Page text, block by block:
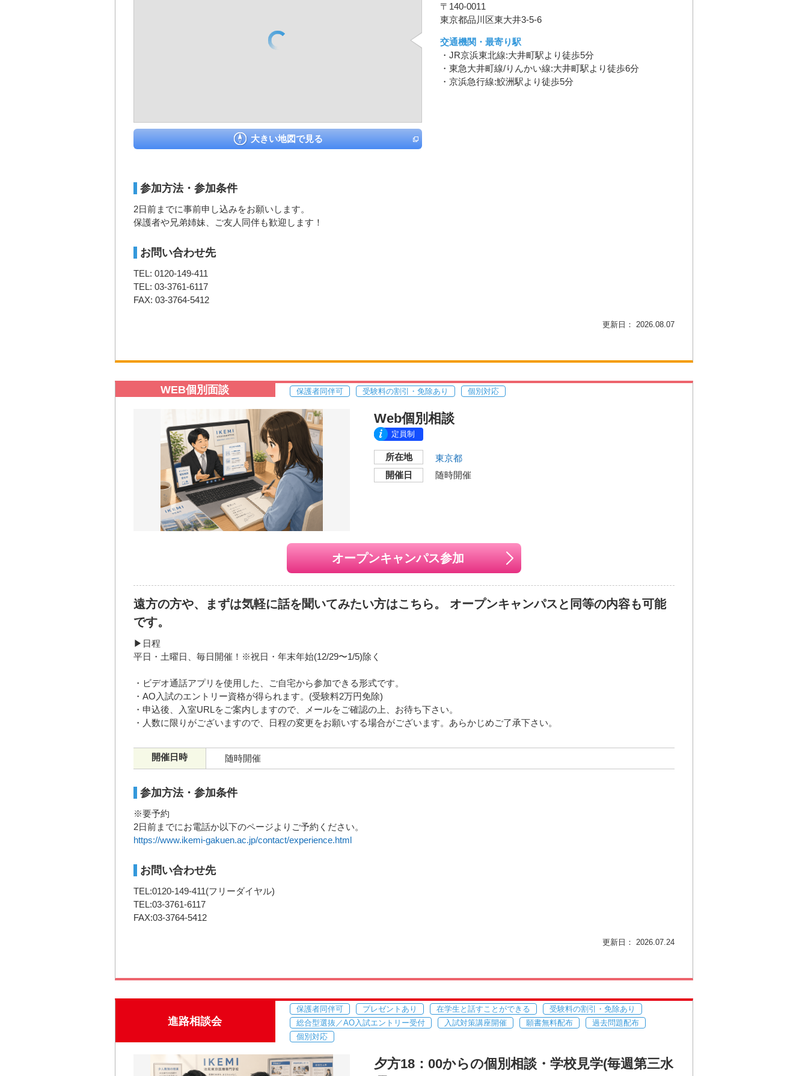
大きい地図で見る
〒140-0011
東京都品川区東大井3-5-6
交通機関・最寄り駅
・JR京浜東北線:大井町駅より徒歩5分
・東急大井町線/りんかい線:大井町駅より徒歩6分
・京浜急行線:鮫洲駅より徒歩5分
参加方法・参加条件
2日前までに事前申し込みをお願いします。
保護者や兄弟姉妹、ご友人同伴も歓迎します！
お問い合わせ先
TEL: 0120-149-411
TEL: 03-3761-6117
FAX: 03-3764-5412
更新日： 2026.08.07
WEB個別面談 保護者同伴可 受験料の割引・免除あり 個別対応
Web個別相談
定員制
所在地
東京都
開催日
随時開催
オープンキャンパス参加
遠方の方や、まずは気軽に話を聞いてみたい方はこちら。 オープンキャンパスと同等の内容も可能
です。
▶日程
平日・土曜日、毎日開催！※祝日・年末年始(12/29〜1/5)除く
・ビデオ通話アプリを使用した、ご自宅から参加できる形式です。
・AO入試のエントリー資格が得られます。(受験料2万円免除)
・申込後、入室URLをご案内しますので、メールをご確認の上、お待ち下さい。
・人数に限りがございますので、日程の変更をお願いする場合がございます。あらかじめご了承下さい。
開催日時 随時開催
参加方法・参加条件
※要予約
2日前までにお電話か以下のページよりご予約ください。
https://www.ikemi-gakuen.ac.jp/contact/experience.html
お問い合わせ先
TEL:0120-149-411(フリーダイヤル)
TEL:03-3761-6117
FAX:03-3764-5412
更新日： 2026.07.24
進路相談会
保護者同伴可 プレゼントあり 在学生と話すことができる
受験料の割引・免除あり
総合型選抜／AO入試エントリー受付
入試対策講座開催 願書無料配布
過去問題配布
個別対応
夕方18：00からの個別相談・学校見学(毎週第三水